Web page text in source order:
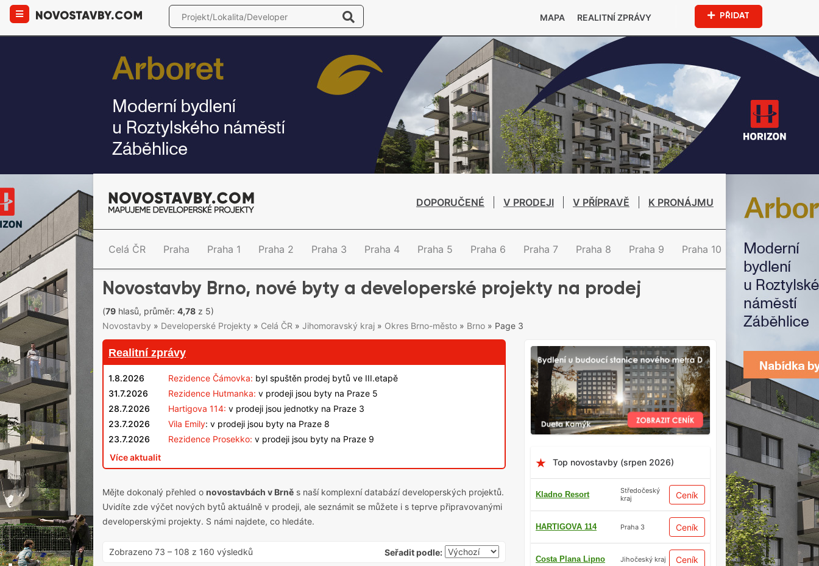
MAPA REALITNÍ ZPRÁVY PŘIDAT
DOPORUČENÉ V PRODEJI V PŘÍPRAVĚ K PRONÁJMU
Celá ČR Praha Praha 1 Praha 2 Praha 3 Praha 4 Praha 5 Praha 6 Praha 7 Praha 8 Praha 9 Praha 10
Novostavby Brno, nové byty a developerské projekty na prodej
(79 hlasů, průměr: 4,78 z 5)
Novostavby » Developerské Projekty » Celá ČR » Jihomoravský kraj » Okres Brno-město » Brno » Page 3
Top novostavby (srpen 2026)
Kladno Resort
Středočeský
kraj
Ceník
HARTIGOVA 114 Praha 3 Ceník
Costa Plana Lipno Jihočeský kraj Ceník
Realitní zprávy
1.8.2026 Rezidence Čámovka: byl spuštěn prodej bytů ve III.etapě
31.7.2026
Rezidence Hutmanka: v prodeji jsou byty na Praze 5
28.7.2026
Hartigova 114: v prodeji jsou jednotky na Praze 3
23.7.2026
Vila Emily: v prodeji jsou byty na Praze 8
23.7.2026
Rezidence Prosekko: v prodeji jsou byty na Praze 9
Více aktualit
Mějte dokonalý přehled o novostavbách v Brně s naší komplexní databází developerských projektů.
Uvidíte zde výčet nových bytů aktuálně v prodeji, ale seznámit se můžete i s teprve připravovanými
developerskými projekty. S námi najdete, co hledáte.
Zobrazeno 73 – 108 z 160 výsledků Seřadit podle: